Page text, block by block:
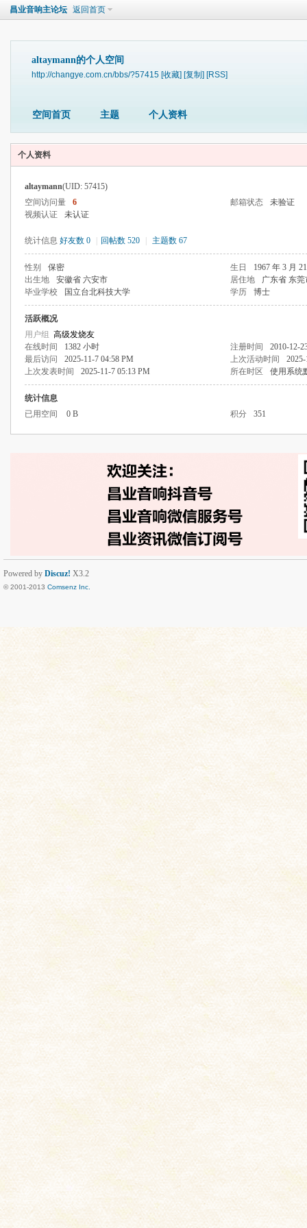
昌业音响主论坛 返回首页
altaymann的个人空间
http://changye.com.cn/bbs/?57415 [收藏] [复制] [RSS]
空间首页 主题 个人资料
个人资料
altaymann(UID: 57415)
空间访问量
6 邮箱状态
未验证
视频认证
未认证
统计信息 好友数 0 回帖数 520 主题数 67
性别 保密 生日
1967 年 3 月
出生地
安徽省 六安市 居住地
广东省 东
毕业学校
国立台北科技大学 学历 博士
活跃概况
用户组 高级发烧友
在线时间
1382 小时 注册时间
2010-12-
最后访问
2025-11-7 04:58 PM 上次活动时间
上次发表时间
2025-11-7 05:13 PM 所在时区 使用系统
统计信息
已用空间
0 B 积分 351
Powered by Discuz! X3.2
© 2001-2013 Comsenz Inc.